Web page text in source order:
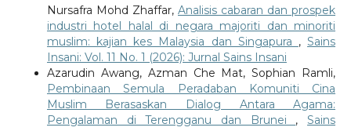
Nursafra Mohd Zhaffar, Analisis cabaran dan prospek
industri hotel halal di negara majoriti dan minoriti
muslim: kajian kes Malaysia dan Singapura ,Sains
Insani: Vol. 11 No. 1 (2026): Jurnal Sains Insani
Azarudin Awang, Azman Che Mat, Sophian Ramli,
Pembinaan Semula Peradaban Komuniti Cina
Muslim Berasaskan Dialog Antara Agama:
Pengalaman di Terengganu dan Brunei ,Sains